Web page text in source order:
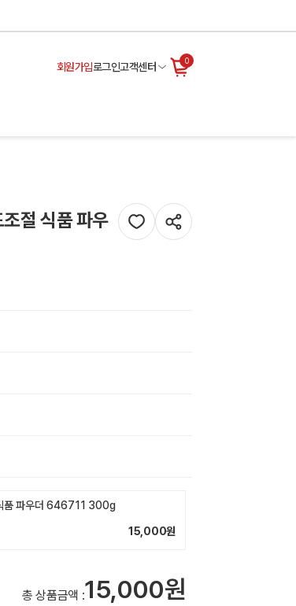
회원가입로그인고객센터 0
절 식품 파우
품 파우더 646711 300g
15,000원
총 상품금액 :15,000원